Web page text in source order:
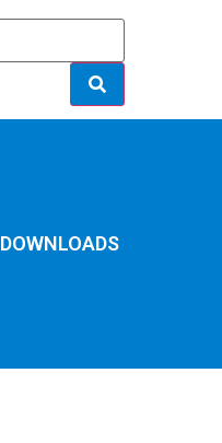
DOWNLOADS